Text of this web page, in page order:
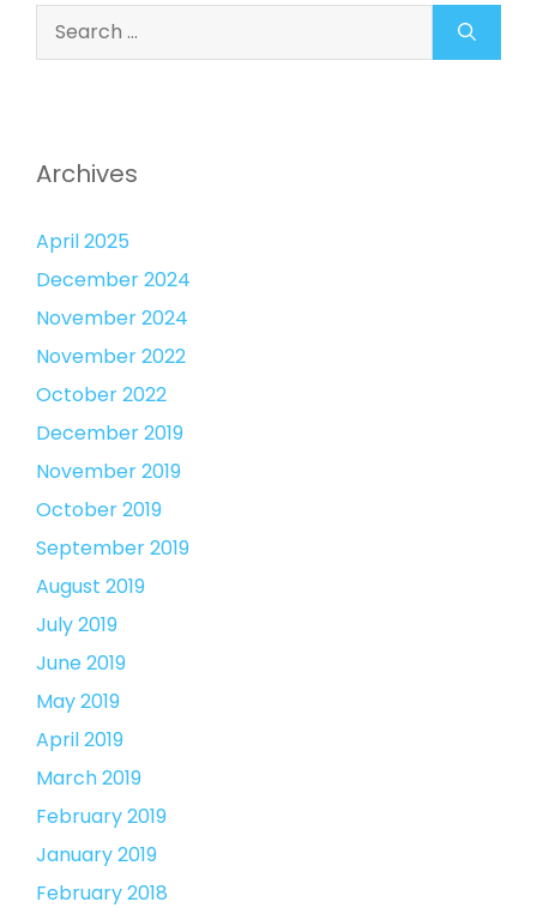
for:
Archives
April 2025
December 2024
November 2024
November 2022
October 2022
December 2019
November 2019
October 2019
September 2019
August 2019
July 2019
June 2019
May 2019
April 2019
March 2019
February 2019
January 2019
February 2018